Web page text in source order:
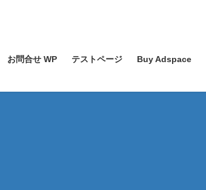
お問合せ WP テストページ Buy Adspace